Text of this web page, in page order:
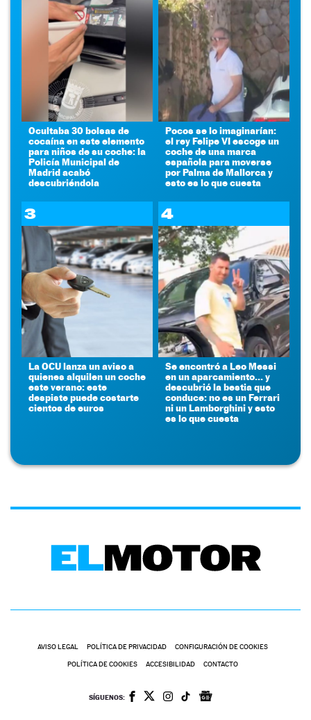
Ocultaba 30 bolsas de
cocaína en este elemento
para niños de su coche: la
Policía Municipal de
Madrid acabó
descubriéndola
Pocos se lo imaginarían:
el rey Felipe VI escoge un
coche de una marca
española para moverse
por Palma de Mallorca y
esto es lo que cuesta
3
La OCU lanza un aviso a
quienes alquilen un coche
este verano: este
despiste puede costarte
cientos de euros
4
Se encontró a Leo Messi
en un aparcamiento... y
descubrió la bestia que
conduce: no es un Ferrari
ni un Lamborghini y esto
es lo que cuesta
AVISO LEGAL POLÍTICA DE PRIVACIDAD CONFIGURACIÓN DE COOKIES
POLÍTICA DE COOKIES ACCESIBILIDAD CONTACTO
SÍGUENOS: